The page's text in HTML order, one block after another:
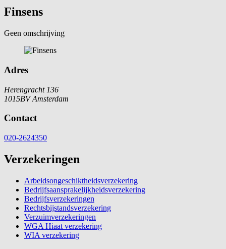
Finsens
Geen omschrijving
Adres
Herengracht 136
1015BV Amsterdam
Contact
020-2624350
Verzekeringen
Arbeidsongeschiktheidsverzekering
Bedrijfsaansprakelijkheidsverzekering
Bedrijfsverzekeringen
Rechtsbijstandsverzekering
Verzuimverzekeringen
WGA Hiaat verzekering
WIA verzekering